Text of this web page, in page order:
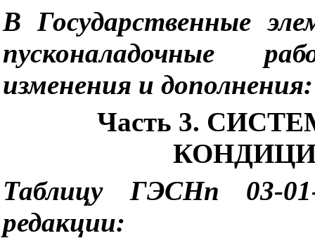
В Государственные
пусконаладочные
изменения и дополнения:
Часть 3.
Таблицу ГЭСНп 03-
редакции: